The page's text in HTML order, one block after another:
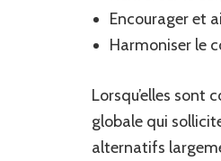
Encourager et
Harmoniser le
Lorsqu’elles sont
globale qui
alternatifs